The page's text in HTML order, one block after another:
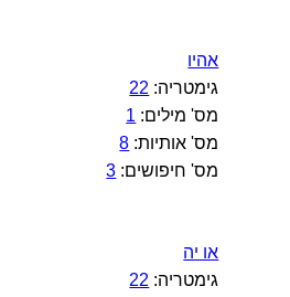
אהיו
גימטריה: 22
מס' מילים: 1
מס' אותיות: 8
מס' חיפושים: 3
או יה
גימטריה: 22